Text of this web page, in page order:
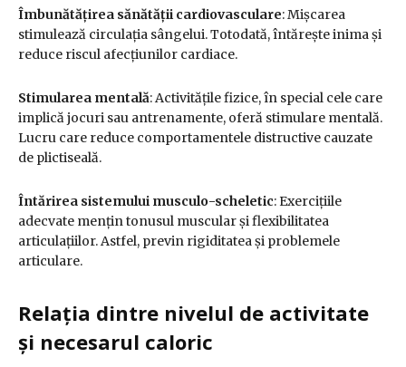
Îmbunătățirea sănătății cardiovasculare:Mișcarea
stimulează circulația sângelui. Totodată, întărește inima și
reduce riscul afecțiunilor cardiace.
Stimularea mentală:Activitățile fizice, în special cele care
implică jocuri sau antrenamente, oferă stimulare mentală.
Lucru care reduce comportamentele distructive cauzate
de plictiseală.
Întărirea sistemului musculo-scheletic: Exercițiile
adecvate mențin tonusul muscular și flexibilitatea
articulațiilor. Astfel, previn rigiditatea și problemele
articulare.
Relația dintre nivelul de activitate
și necesarul caloric